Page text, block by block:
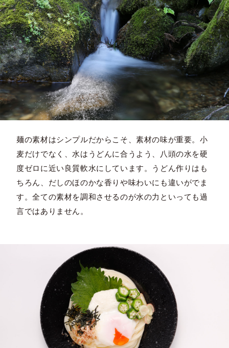
麺の素材はシンプルだからこそ、素材の味が重要。小
麦だけでなく、水はうどんに合うよう、八頭の水を硬
度ゼロに近い良質軟水にしています。うどん作りはも
ちろん、だしのほのかな香りや味わいにも違いがでま
す。全ての素材を調和させるのが水の力といっても過
言ではありません。